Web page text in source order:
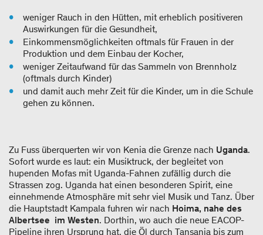
weniger Rauch in den Hütten, mit erheblich positiveren
Auswirkungen für die Gesundheit,
Einkommensmöglichkeiten oftmals für Frauen in der
Produktion und dem Einbau der Kocher,
weniger Zeitaufwand für das Sammeln von Brennholz
(oftmals durch Kinder)
und damit auch mehr Zeit für die Kinder, um in die Schule
gehen zu können.
Zu Fuss überquerten wir von Kenia die Grenze nach Uganda.
Sofort wurde es laut: ein Musiktruck, der begleitet von
hupenden Mofas mit Uganda-Fahnen zufällig durch die
Strassen zog. Uganda hat einen besonderen Spirit, eine
einnehmende Atmosphäre mit sehr viel Musik und Tanz. Über
die Hauptstadt Kampala fuhren wir nach Hoima, nahe des
Albertsee im Westen. Dorthin, wo auch die neue EACOP-
Pipeline ihren Ursprung hat, die Öl durch Tansania bis zum